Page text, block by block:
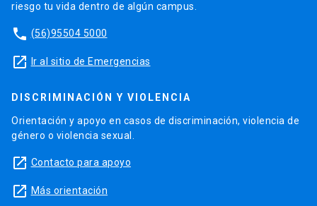
riesgo tu vida dentro de algún campus.
phone (56)95504 5000
launch Ir al sitio de Emergencias
DISCRIMINACIÓN Y VIOLENCIA
Orientación y apoyo en casos de discriminación, violencia de
género o violencia sexual.
launch Contacto para apoyo
launch Más orientación